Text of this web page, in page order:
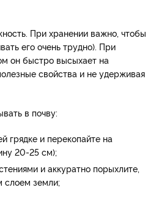
При хранении важно, чтобы
его очень трудно). При
он быстро высыхает на
свойства и не удерживая
в почву:
грядке и перекопайте на
20-25 см);
и аккуратно порыхлите,
слоем земли;